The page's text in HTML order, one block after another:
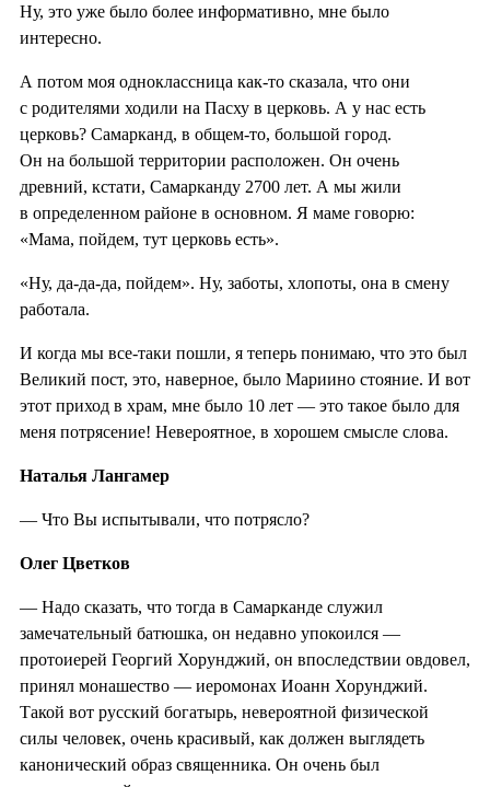
Ну, это уже было более информативно, мне было
интересно.
А потом моя одноклассница как-то сказала, что они
с родителями ходили на Пасху в церковь. А у нас есть
церковь? Самарканд, в общем-то, большой город.
Он на большой территории расположен. Он очень
древний, кстати, Самарканду 2700 лет. А мы жили
в определенном районе в основном. Я маме говорю:
«Мама, пойдем, тут церковь есть».
«Ну, да-да-да, пойдем». Ну, заботы, хлопоты, она в смену
работала.
И когда мы все-таки пошли, я теперь понимаю, что это был
Великий пост, это, наверное, было Мариино стояние. И вот
этот приход в храм, мне было 10 лет — это такое было для
меня потрясение! Невероятное, в хорошем смысле слова.
Наталья Лангамер
— Что Вы испытывали, что потрясло?
Олег Цветков
— Надо сказать, что тогда в Самарканде служил
замечательный батюшка, он недавно упокоился —
протоиерей Георгий Хорунджий, он впоследствии овдовел,
принял монашество — иеромонах Иоанн Хорунджий.
Такой вот русский богатырь, невероятной физической
силы человек, очень красивый, как должен выглядеть
канонический образ священника. Он очень был